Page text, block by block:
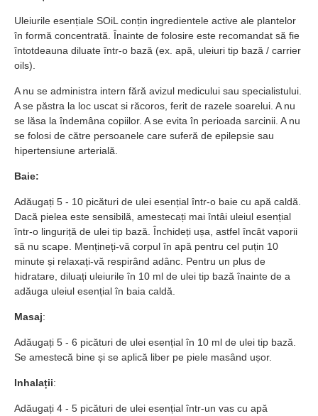
Uleiurile esențiale SOiL conțin ingredientele active ale plantelor
în formă concentrată. Înainte de folosire este recomandat să fie
întotdeauna diluate într-o bază (ex. apă, uleiuri tip bază / carrier
oils).
A nu se administra intern fără avizul medicului sau specialistului.
A se păstra la loc uscat si răcoros, ferit de razele soarelui. A nu
se lăsa la îndemâna copiilor. A se evita în perioada sarcinii. A nu
se folosi de către persoanele care suferă de epilepsie sau
hipertensiune arterială.
Baie:
Adăugați 5 - 10 picături de ulei esențial într-o baie cu apă caldă.
Dacă pielea este sensibilă, amestecați mai întâi uleiul esențial
într-o linguriță de ulei tip bază. Închideți ușa, astfel încât vaporii
să nu scape. Mențineți-vă corpul în apă pentru cel puțin 10
minute și relaxați-vă respirând adânc. Pentru un plus de
hidratare, diluați uleiurile în 10 ml de ulei tip bază înainte de a
adăuga uleiul esențial în baia caldă.
Masaj:
Adăugați 5 - 6 picături de ulei esențial în 10 ml de ulei tip bază.
Se amestecă bine și se aplică liber pe piele masând ușor.
Inhalații:
Adăugați 4 - 5 picături de ulei esențial într-un vas cu apă